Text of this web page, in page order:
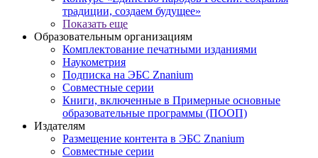
традиции, создаем будущее»
Показать еще
Образовательным организациям
Комплектование печатными изданиями
Наукометрия
Подписка на ЭБС Znanium
Совместные серии
Книги, включенные в Примерные основные
образовательные программы (ПООП)
Издателям
Размещение контента в ЭБС Znanium
Совместные серии